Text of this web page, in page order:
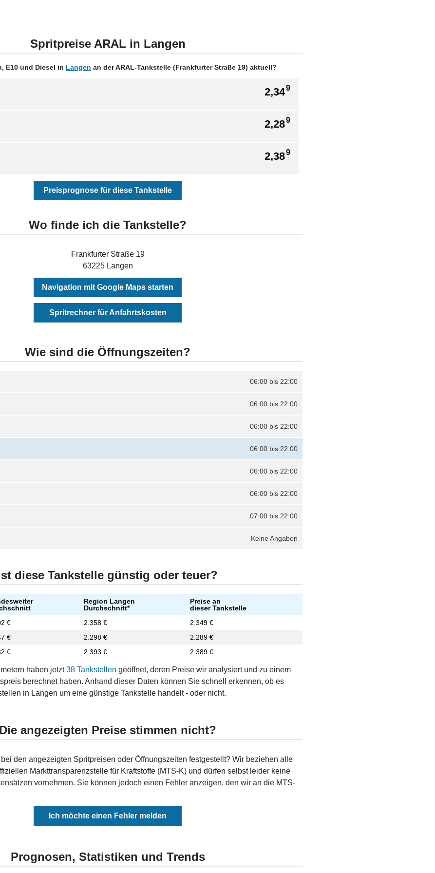
Spritpreise ARAL in Langen
E10 und Diesel in Langen an der ARAL-Tankstelle (Frankfurter Straße 19) aktuell?
2,349
2,289
2,389
Preisprognose für diese Tankstelle
Wo finde ich die Tankstelle?
Frankfurter Straße 19
63225 Langen
Navigation mit Google Maps starten
Spritrechner für Anfahrtskosten
Wie sind die Öffnungszeiten?
06:00 bis 22:00
06:00 bis 22:00
06:00 bis 22:00
06:00 bis 22:00
06:00 bis 22:00
06:00 bis 22:00
07:00 bis 22:00
Keine Angaben
diese Tankstelle günstig oder teuer?
Region Langen
Durchschnitt*
Preise an
dieser Tankstelle
€ 2.358 €
2.349 €
€ 2.298 €
2.289 €
€ 2.393 € 2.389 €
haben jetzt38 Tankstellen geöffnet, deren Preise wir analysiert und zu einem
berechnet haben. Anhand dieser Daten können Sie schnell erkennen, ob es
in Langen um eine günstige Tankstelle handelt - oder nicht.
Die angezeigten Preise stimmen nicht?
den angezeigten Spritpreisen oder Öffnungszeiten festgestellt? Wir beziehen alle
Markttransparenzstelle für Kraftstoffe (MTS-K) und dürfen selbst leider keine
vornehmen. Sie können jedoch einen Fehler anzeigen, den wir an die MTS-
Ich möchte einen Fehler melden
Prognosen, Statistiken und Trends